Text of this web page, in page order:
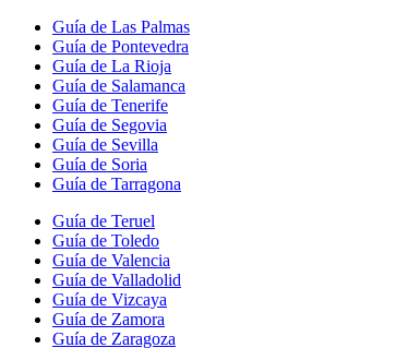
Guía de Las Palmas
Guía de Pontevedra
Guía de La Rioja
Guía de Salamanca
Guía de Tenerife
Guía de Segovia
Guía de Sevilla
Guía de Soria
Guía de Tarragona
Guía de Teruel
Guía de Toledo
Guía de Valencia
Guía de Valladolid
Guía de Vizcaya
Guía de Zamora
Guía de Zaragoza